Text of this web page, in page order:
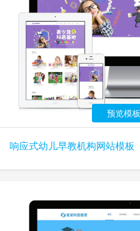
预览模板
响应式幼儿早教机构网站模板